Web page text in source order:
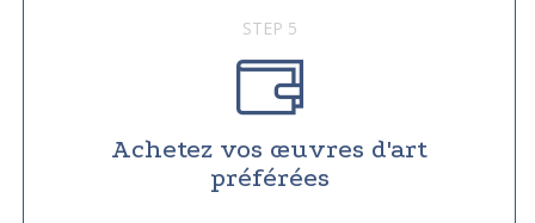
STEP 5
Achetez vos œuvres d'art
préférées